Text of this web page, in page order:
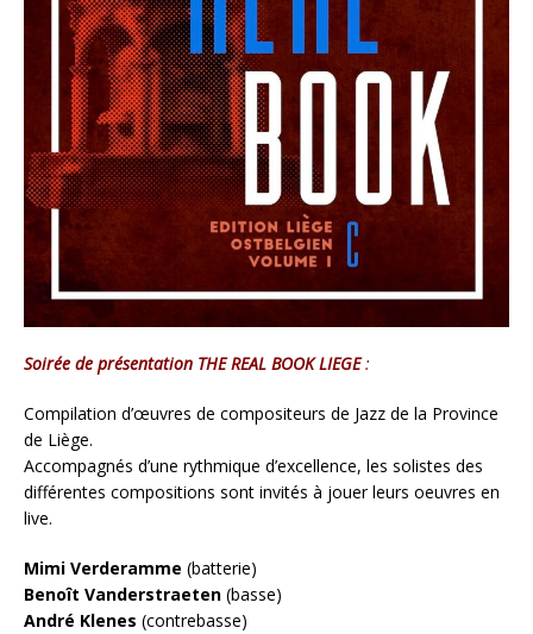
Soirée de présentation THE REAL BOOK LIEGE:
Compilation d’œuvres de compositeurs de Jazz de la Province
de Liège.
Accompagnés d’une rythmique d’excellence, les solistes des
différentes compositions sont invités à jouer leurs oeuvres en
live.
Mimi Verderamme (batterie)
Benoît Vanderstraeten (basse)
André Klenes (contrebasse)